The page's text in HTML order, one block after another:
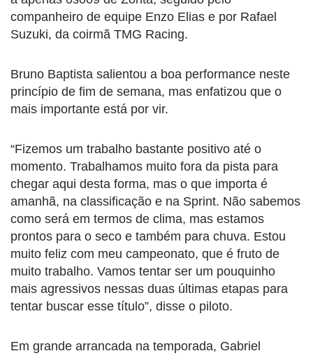
companheiro de equipe Enzo Elias e por Rafael
Suzuki, da coirmã TMG Racing.
Bruno Baptista salientou a boa performance neste
princípio de fim de semana, mas enfatizou que o
mais importante está por vir.
“Fizemos um trabalho bastante positivo até o
momento. Trabalhamos muito fora da pista para
chegar aqui desta forma, mas o que importa é
amanhã, na classificação e na Sprint. Não sabemos
como será em termos de clima, mas estamos
prontos para o seco e também para chuva. Estou
muito feliz com meu campeonato, que é fruto de
muito trabalho. Vamos tentar ser um pouquinho
mais agressivos nessas duas últimas etapas para
tentar buscar esse título”, disse o piloto.
Em grande arrancada na temporada, Gabriel